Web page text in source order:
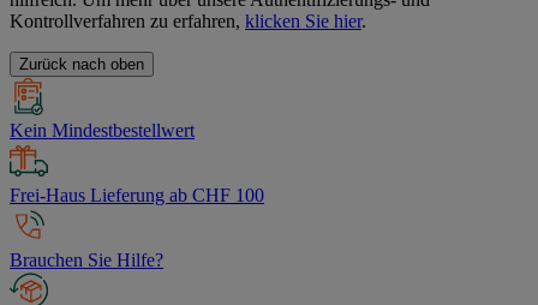
Kontrollverfahren zu erfahren, klicken Sie hier.
Zurück nach oben
Kein Mindestbestellwert
Frei-Haus Lieferung ab CHF 100
Brauchen Sie Hilfe?